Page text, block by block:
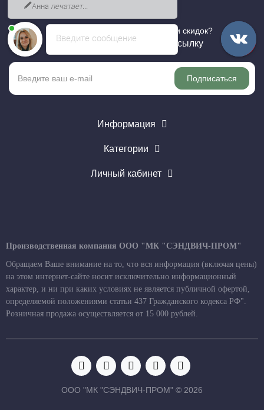
Хотите быть в курсе всех акций и скидок?
Подпишитесь на нашу рассылку
Подписаться
Информация
Категории
Личный кабинет
Производственная компания ООО "МК "СЭНДВИЧ-ПРОМ"
Обращаем Ваше внимание на то, что вся информация (включая цены)
на этом интернет-сайте носит исключительно информационный
характер, и ни при каких условиях не является публичной офертой,
определяемой положениями статьи 437 Гражданского кодекса РФ".
Розничная продажа осуществляется от 15 000 рублей.
ООО "МК "СЭНДВИЧ-ПРОМ" © 2026
Введите сообщение
Анна печатает...